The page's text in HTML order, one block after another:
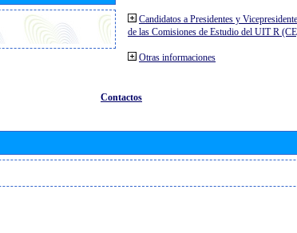
Candidatos a Presidentes y
de las Comisiones de Estudio del UIT R
Otras informaciones
Contactos